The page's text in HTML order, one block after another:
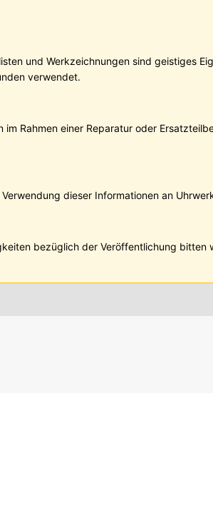
und Werkzeichnungen sind geistiges
verwendet.
Rahmen einer Reparatur oder
dieser Informationen an
bezüglich der Veröffentlichung